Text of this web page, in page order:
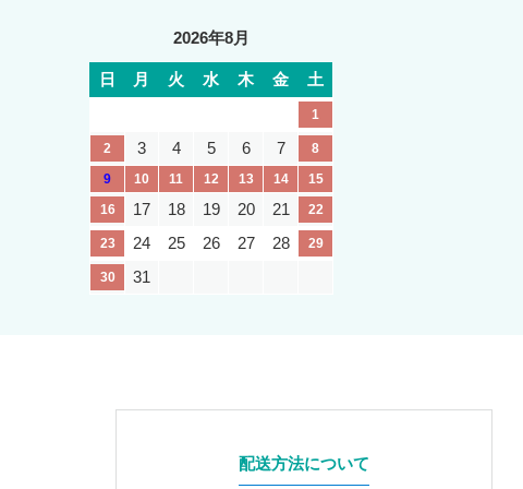
2026年8月
日 月 火 水 木 金 土
1
2 3 4 5 6 7
8
9
10 11 12 13 14
15
16
17 18 19 20 21 22
23 24 25 26 27 28 29
30 31
配送方法について